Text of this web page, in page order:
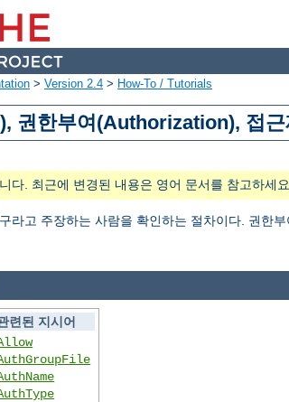
> Version 2.4 > How-To / Tutorials
권한부여(Authorization), 접
다. 최근에 변경된 내용은 영어 문서를 참고하세
라고 주장하는 사람을 확인하는 절차이다. 권한
련된 지시어